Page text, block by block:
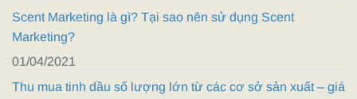
Scent Marketing là gì? Tại sao nên sử dụng Scent
Marketing?
01/04/2021
Thu mua tinh dầu số lượng lớn từ các cơ sở sản xuất – giá